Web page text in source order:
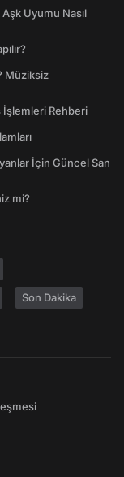
Uyumu Nasıl
Müziksiz
İşlemleri Rehberi
İçin Güncel San
mi?
Son Dakika